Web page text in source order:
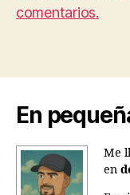
comentarios.
En
Me
en